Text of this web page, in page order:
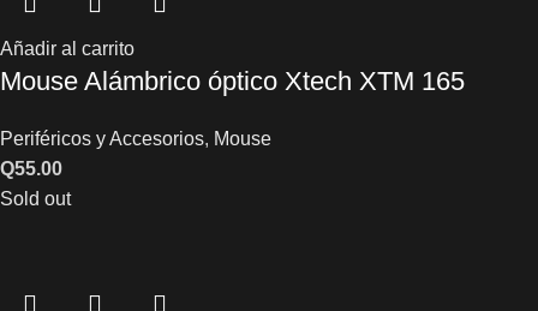
Añadir al carrito
Mouse Alámbrico óptico Xtech XTM 165
Periféricos y Accesorios, Mouse
Q55.00
Sold out